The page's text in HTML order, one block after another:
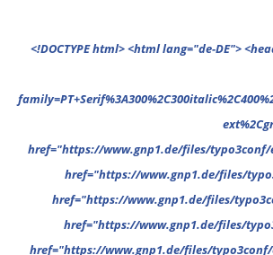
<!DOCTYPE html> <html lang="de-DE"> <head> <meta http-equiv="Content-Type" content="text/html; charset=UTF-8"/> <meta name="google-site-verification" content="cVGVUvWocm1gvSHxvrjHxzeA4oYlTAvZPb6G_EJBd1U" /> <!-- This website is powered by TYPO3 - inspiring people to share! TYPO3 is a free open source Content Management Framework initially created by Kasper Skaarhoj and licensed under GNU/GPL. TYPO3 is copyright 1998-2022 of Kasper Skaarhoj. Extensions are copyright of their respective owners. Information and contribution at https://typo3.org/ --> <base href="."> <title>MMA Deutschland</title> <meta name="generator" content="TYPO3 CMS"/> <meta name="viewport" content="width=device-width,minimum-scale=1"/> <meta name="revisit-after" content="1 days"/> <meta name="allow-search" content="yes"/> <link